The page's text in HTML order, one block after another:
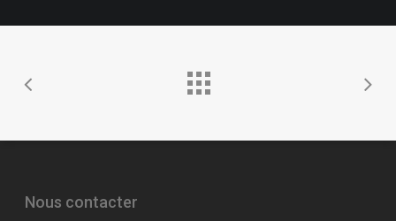
Nous contacter